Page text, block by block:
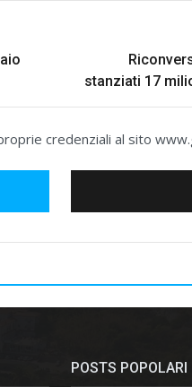
stanziati 17
credenziali al sito
POSTS POPOLARI